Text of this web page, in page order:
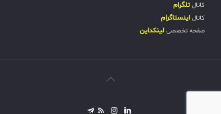
کانال تلگرام
کانال اینستاگرام
صفحه تخصصی لینکداین